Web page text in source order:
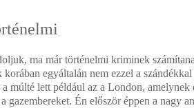
ma már történelmi kriminek
korában egyáltalán nem ezzel a
a múlté lett például az a London,
gazembereket. Én először éppen a nagy